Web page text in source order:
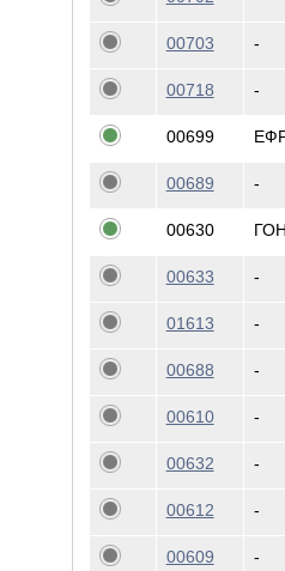
00703 -
00718 -
00699
00689 -
00630
00633 -
01613 -
00688 -
00610 -
00632 -
00612 -
00609 -